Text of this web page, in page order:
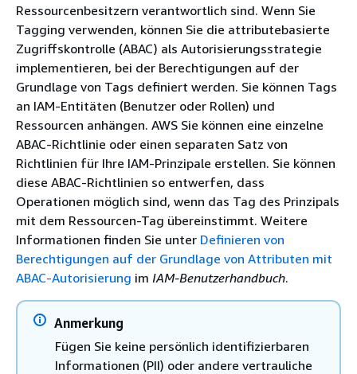
Ressourcenbesitzern verantwortlich sind. Wenn Sie
Tagging verwenden, können Sie die attributebasierte
Zugriffskontrolle (ABAC) als Autorisierungsstrategie
implementieren, bei der Berechtigungen auf der
Grundlage von Tags definiert werden. Sie können Tags
an IAM-Entitäten (Benutzer oder Rollen) und
Ressourcen anhängen. AWS Sie können eine einzelne
ABAC-Richtlinie oder einen separaten Satz von
Richtlinien für Ihre IAM-Prinzipale erstellen. Sie können
diese ABAC-Richtlinien so entwerfen, dass
Operationen möglich sind, wenn das Tag des Prinzipals
mit dem Ressourcen-Tag übereinstimmt. Weitere
Informationen finden Sie unter Definieren von
Berechtigungen auf der Grundlage von Attributen mit
ABAC-Autorisierung im IAM-Benutzerhandbuch.
Anmerkung
Fügen Sie keine persönlich identifizierbaren
Informationen (PII) oder andere vertrauliche